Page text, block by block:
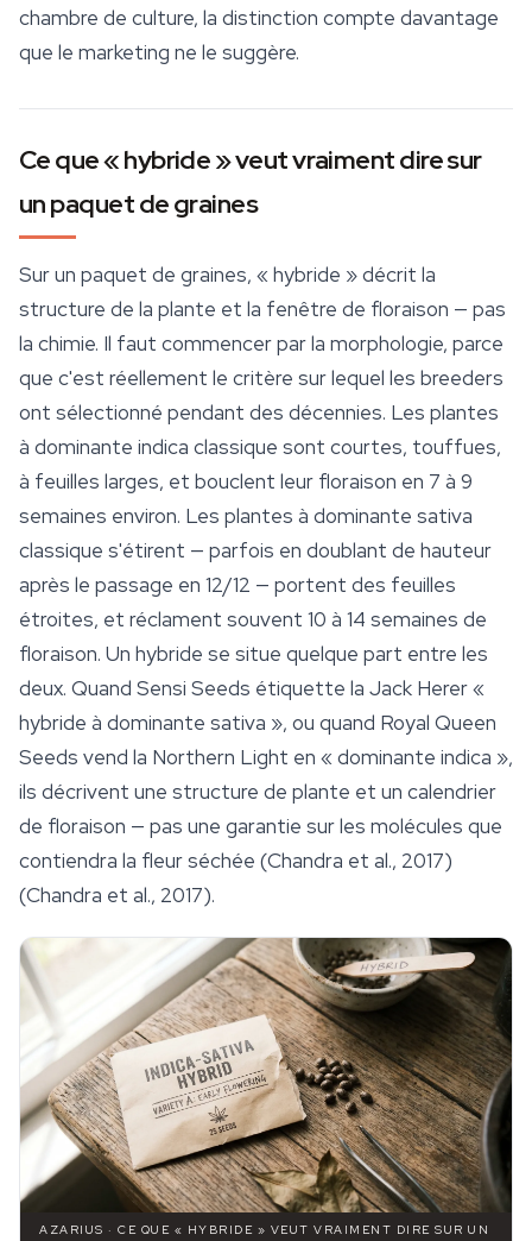
chambre de culture, la distinction compte davantage
que le marketing ne le suggère.
Ce que « hybride » veut vraiment dire sur
un paquet de graines
Sur un paquet de graines, « hybride » décrit la
structure de la plante et la fenêtre de floraison — pas
la chimie. Il faut commencer par la morphologie, parce
que c'est réellement le critère sur lequel les breeders
ont sélectionné pendant des décennies. Les plantes
à dominante indica classique sont courtes, touffues,
à feuilles larges, et bouclent leur floraison en 7 à 9
semaines environ. Les plantes à dominante sativa
classique s'étirent — parfois en doublant de hauteur
après le passage en 12/12 — portent des feuilles
étroites, et réclament souvent 10 à 14 semaines de
floraison. Un hybride se situe quelque part entre les
deux. Quand Sensi Seeds étiquette la Jack Herer «
hybride à dominante sativa », ou quand Royal Queen
Seeds vend la Northern Light en « dominante indica »,
ils décrivent une structure de plante et un calendrier
de floraison — pas une garantie sur les molécules que
contiendra la fleur séchée (Chandra et al., 2017)
(Chandra et al., 2017).
AZARIUS · CE QUE « HYBRIDE » VEUT VRAIMENT DIRE SUR UN